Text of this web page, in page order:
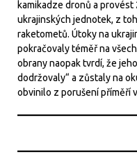
kamikadze dronů a
ukrajinských jednotek, z
raketometů. Útoky na
pokračovaly téměř na
obrany naopak tvrdí, že
dodržovaly“ a zůstaly na
obvinilo z porušení příměří